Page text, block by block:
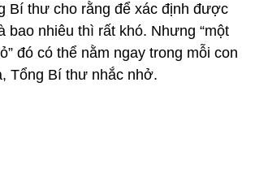
Bí thư cho rằng để xác định được
bao nhiêu thì rất khó. Nhưng “một
đó có thể nằm ngay trong mỗi con
Tổng Bí thư nhắc nhở.